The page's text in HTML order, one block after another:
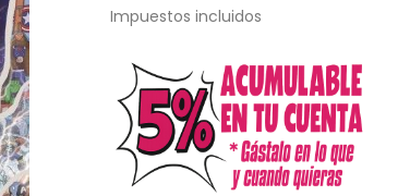
Impuestos incluidos